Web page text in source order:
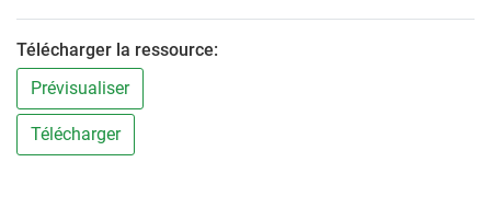
Télécharger la ressource:
Prévisualiser
Télécharger